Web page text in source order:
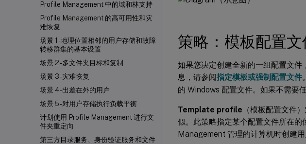
Profile Management 中的域和林支持
Profile Management 的高可用性和灾
难恢复
场景 1 - 地理位置相邻的用户存储和故障
转移群集的基本设置
场景 2 - 多文件夹目标和复制
场景 3 - 灾难恢复
场景 4 - 出差在外的用户
场景 5 - 对用户存储执行负载平衡
计划使用 Profile Management 进行文
件夹重定向
第三方目录服务、身份验证服务和文件
策略：模板配置文
如果您决定创建全新的一组配置文
息，请参阅指定模板或强制配置文件
的 Windows 配置文件。如果不需要
Template profile （模板配置文件
似。此策略指定某个配置文件所在
Management 管理的计算机时创建用